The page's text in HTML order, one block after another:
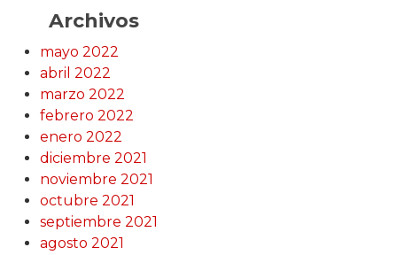
Archivos
mayo 2022
abril 2022
marzo 2022
febrero 2022
enero 2022
diciembre 2021
noviembre 2021
octubre 2021
septiembre 2021
agosto 2021